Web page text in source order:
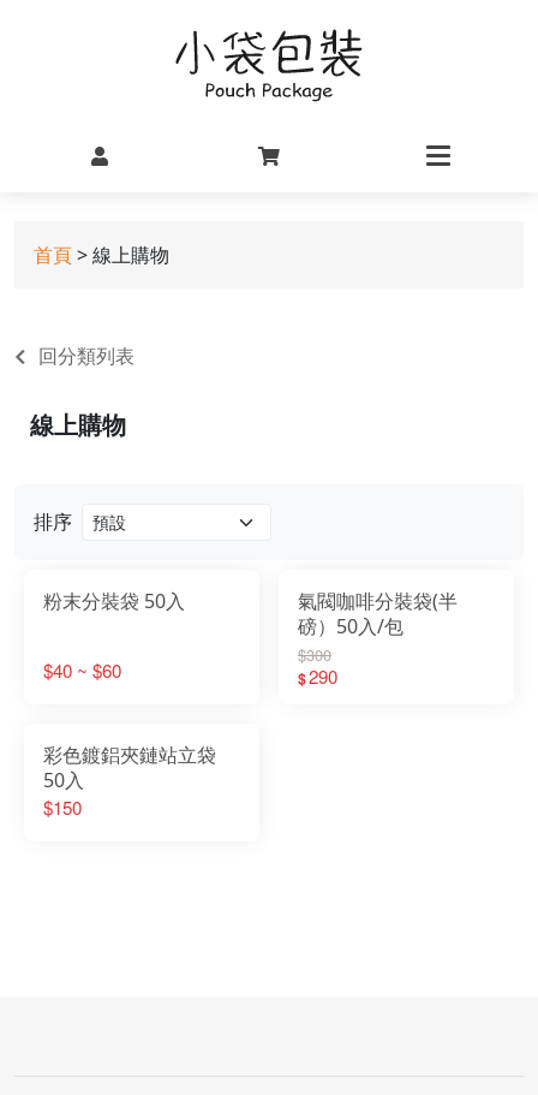
首頁> 線上購物
回分類列表
排序
粉末分裝袋 50入
$40 ~ $60
氣閥咖啡分裝袋(半
磅）50入/包
$300
$290
彩色鍍鋁夾鏈站立袋
50入
$150
線上購物